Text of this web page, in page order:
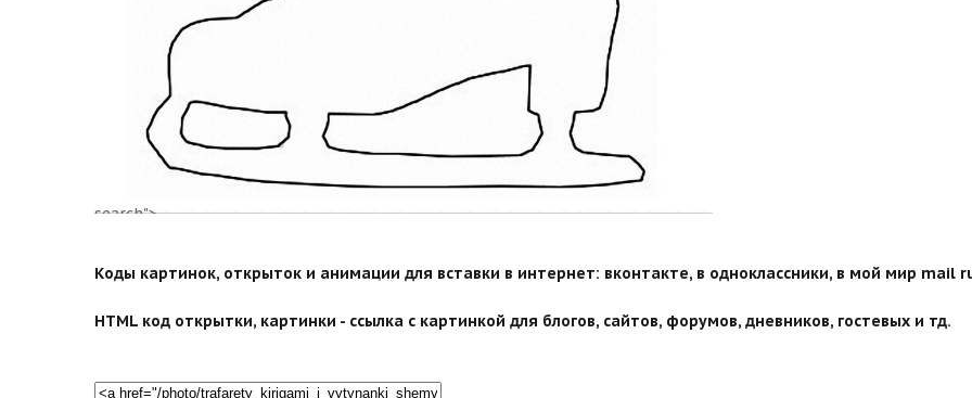
search">
Коды картинок, открыток и анимации для вставки в интернет: вконтакте, в одноклассники, в мой мир mail
HTML код открытки, картинки - ссылка с картинкой для блогов, сайтов, форумов, дневников, гостевых и тд.